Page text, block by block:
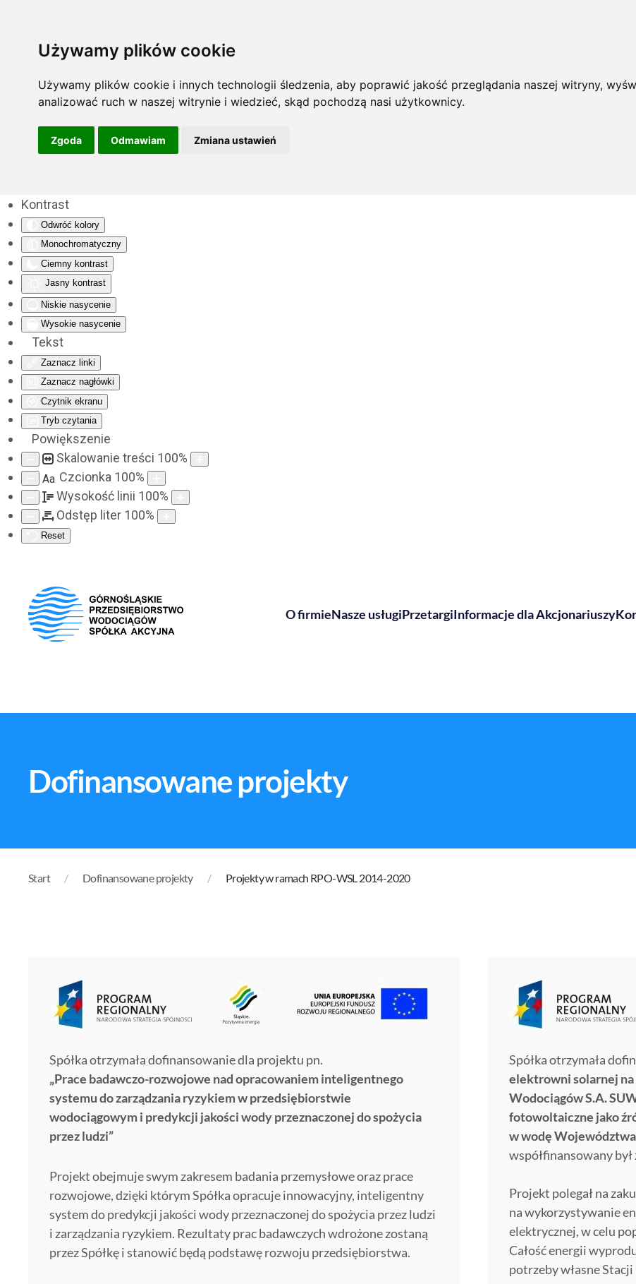
Używamy plików cookie
Używamy plików cookie i innych technologii śledzenia, aby poprawić jakość przeglądania naszej witryny,
analizować ruch w naszej witrynie i wiedzieć, skąd pochodzą nasi użytkownicy.
Zgoda Odmawiam Zmiana ustawień
Kontrast
Odwróć kolory
Monochromatyczny
Ciemny kontrast
Jasny kontrast
Niskie nasycenie
Wysokie nasycenie
Tekst
Zaznacz linki
Zaznacz nagłówki
Czytnik ekranu
Tryb czytania
Powiększenie
Skalowanie treści 100%
Aa Czcionka 100%
Wysokość linii 100%
Odstęp liter 100%
Reset
O firmieNasze usługiPrzetargiInformacje dla Akcjonariuszy
Dofinansowane projekty
Start Dofinansowane projekty Projekty w ramach RPO-WSL 2014-2020
Spółka otrzymała dofinansowanie dla projektu pn.
„Prace badawczo-rozwojowe nad opracowaniem inteligentnego
systemu do zarządzania ryzykiem w przedsiębiorstwie
wodociągowym i predykcji jakości wody przeznaczonej do spożycia
przez ludzi”
Projekt obejmuje swym zakresem badania przemysłowe oraz prace
rozwojowe, dzięki którym Spółka opracuje innowacyjny, inteligentny
system do predykcji jakości wody przeznaczonej do spożycia przez ludzi
i zarządzania ryzykiem. Rezultaty prac badawczych wdrożone zostaną
przez Spółkę i stanowić będą podstawę rozwoju przedsiębiorstwa.
Spółka otrzymała
elektrowni solarnej
Wodociągów S.A.
fotowoltaiczne jako
w wodę
współfinansowany
Projekt polegał na
na wykorzystywanie
elektrycznej, w celu
Całość energii
potrzeby własne